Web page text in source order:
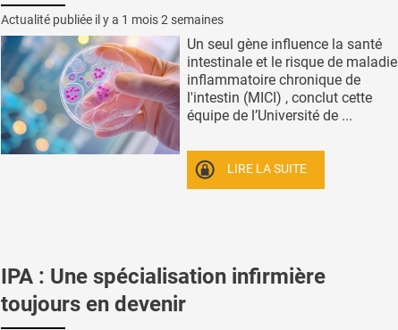
Actualité publiée il y a 1 mois 2 semaines
Un seul gène influence la santé
intestinale et le risque de maladie
inflammatoire chronique de
l'intestin (MICI) , conclut cette
équipe de l’Université de ...
LIRE LA SUITE
IPA : Une spécialisation infirmière
toujours en devenir